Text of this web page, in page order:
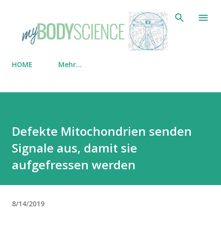
Direkt zum Hauptbereich
HOME Mehr…
Defekte Mitochondrien senden
Signale aus, damit sie
aufgefressen werden
8/14/2019